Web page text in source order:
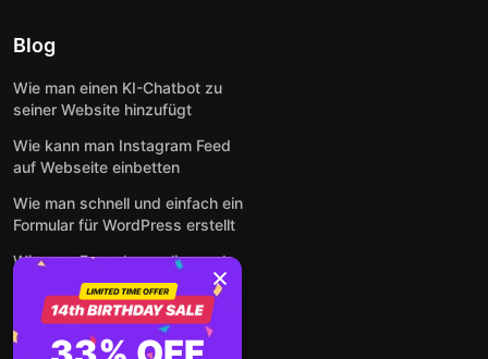
Blog
Wie man einen KI-Chatbot zu
seiner Website hinzufügt
Wie kann man Instagram Feed
auf Webseite einbetten
Wie man schnell und einfach ein
Formular für WordPress erstellt
Wie man Formulare online und
kostenlos auf jeder Website
einbettet
So betten Sie Google-